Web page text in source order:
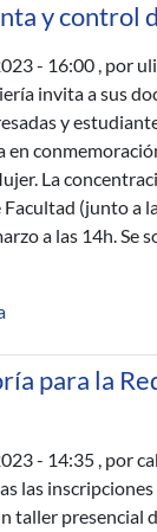
y control
- 16:00 , por
invita a sus
y
en
La
Facultad (junto a
a las 14h. Se
para la
- 14:35 , por
las
taller presencial